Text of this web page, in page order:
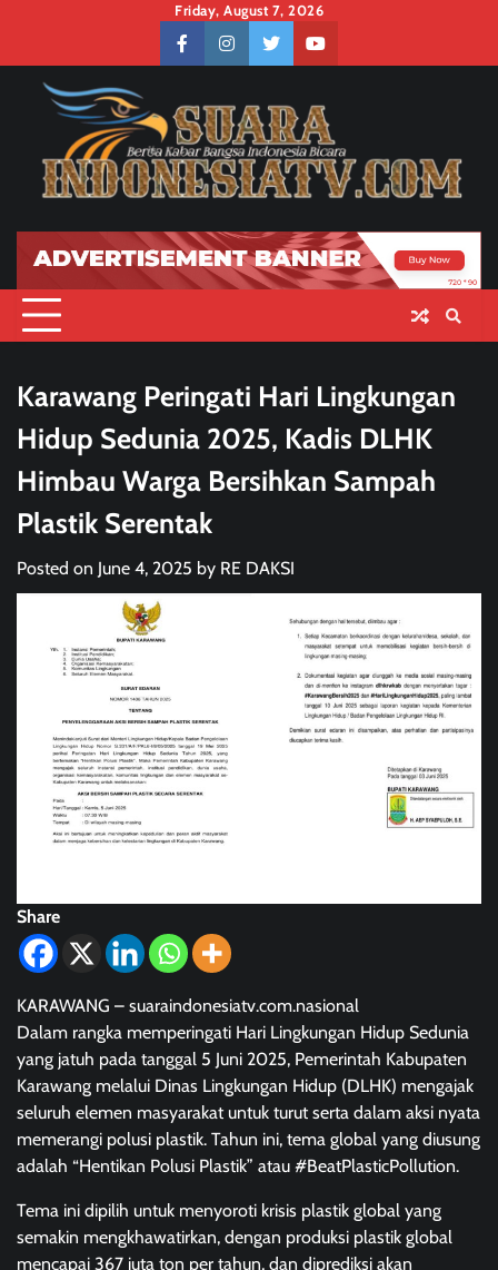
content
Friday, August 7, 2026
facebookinstagramtwitteryoutube
Karawang Peringati Hari Lingkungan
Hidup Sedunia 2025, Kadis DLHK
Himbau Warga Bersihkan Sampah
Plastik Serentak
Posted on June 4, 2025 by RE DAKSI
Share
KARAWANG – suaraindonesiatv.com.nasional
Dalam rangka memperingati Hari Lingkungan Hidup Sedunia
yang jatuh pada tanggal 5 Juni 2025, Pemerintah Kabupaten
Karawang melalui Dinas Lingkungan Hidup (DLHK) mengajak
seluruh elemen masyarakat untuk turut serta dalam aksi nyata
memerangi polusi plastik. Tahun ini, tema global yang diusung
adalah “Hentikan Polusi Plastik” atau #BeatPlasticPollution.
Tema ini dipilih untuk menyoroti krisis plastik global yang
semakin mengkhawatirkan, dengan produksi plastik global
mencapai 367 juta ton per tahun, dan diprediksi akan